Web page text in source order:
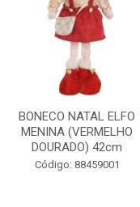
BONECO NATAL ELFO
MENINA (VERMELHO
DOURADO) 42cm
Código: 88459001